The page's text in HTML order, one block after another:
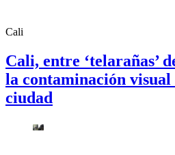
Cali
Cali, entre ‘telarañas’
la contaminación visual
ciudad